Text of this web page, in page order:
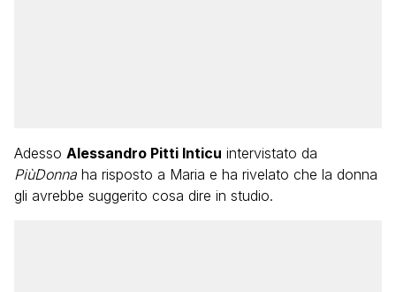
Adesso Alessandro Pitti Inticu intervistato da
PiùDonna ha risposto a Maria e ha rivelato che la donna
gli avrebbe suggerito cosa dire in studio.